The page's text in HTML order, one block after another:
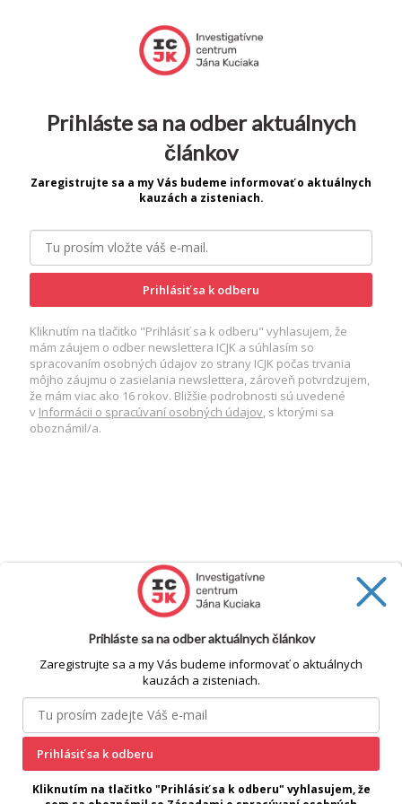
cookie
Prihláste sa na odber aktuálnych
článkov
Zaregistrujte sa a my Vás budeme informovať o aktuálnych
kauzách a zisteniach.
Prihlásiť sa k odberu
Kliknutím na tlačitko "Prihlásiť sa k odberu" vyhlasujem, že
mám záujem o odber newslettera ICJK a súhlasím so
spracovaním osobných údajov zo strany ICJK počas trvania
môjho záujmu o zasielania newslettera, zároveň potvrdzujem,
že mám viac ako 16 rokov. Bližšie podrobnosti sú uvedené
v Informácii o spracúvaní osobných údajov, s ktorými sa
oboznámil/a.
Prihláste sa na odber aktuálnych článkov
Zaregistrujte sa a my Vás budeme informovať o aktuálnych
kauzách a zisteniach.
Prihlásiť sa k odberu
Kliknutím na tlačitko "Prihlásiť sa k odberu" vyhlasujem, že